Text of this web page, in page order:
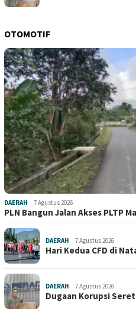
OTOMOTIF
DAERAH 7 Agustus 2026
PLN Bangun Jalan Akses PLTP
DAERAH 7 Agustus 2026
Hari Kedua CFD di
DAERAH 7 Agustus 2026
Dugaan Korupsi